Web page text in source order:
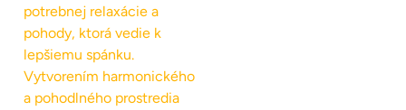
potrebnej relaxácie a
pohody, ktorá vedie k
lepšiemu spánku.
Vytvorením harmonického
a pohodlného prostredia